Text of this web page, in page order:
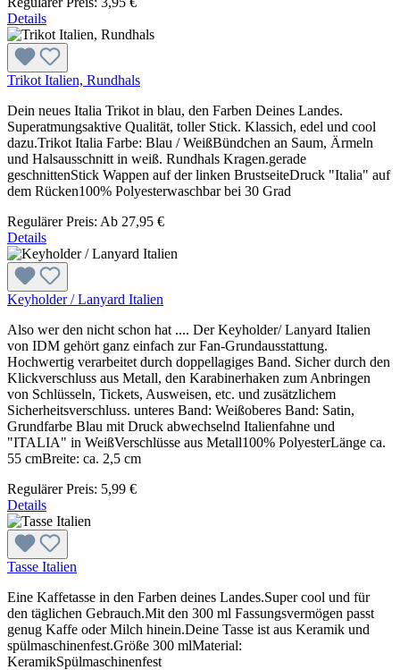
Details
Trikot Italien, Rundhals
Dein neues Italia Trikot in blau, den Farben Deines Landes.
Superatmungsaktive Qualität, toller Stick. Klassich, edel und cool
dazu.Trikot Italia Farbe: Blau / WeißBündchen an Saum, Ärmeln
und Halsausschnitt in weiß. Rundhals Kragen.gerade
geschnittenStick Wappen auf der linken BrustseiteDruck "Italia" auf
dem Rücken100% Polyesterwaschbar bei 30 Grad
Regulärer Preis: Ab 27,95 €
Details
Keyholder / Lanyard Italien
Also wer den nicht schon hat .... Der Keyholder/ Lanyard Italien
von IDM gehört ganz einfach zur Fan-Grundausstattung.
Hochwertig verarbeitet durch doppellagiges Band. Sicher durch den
Klickverschluss aus Metall, den Karabinerhaken zum Anbringen
von Schlüsseln, Tickets, Ausweisen, etc. und zusätzlichem
Sicherheitsverschluss. unteres Band: Weißoberes Band: Satin,
Grundfarbe Blau mit Druck abwechselnd Italienfahne und
"ITALIA" in WeißVerschlüsse aus Metall100% PolyesterLänge ca.
55 cmBreite: ca. 2,5 cm
Regulärer Preis: 5,99 €
Details
Tasse Italien
Eine Kaffetasse in den Farben deines Landes.Super cool und für
den täglichen Gebrauch.Mit den 300 ml Fassungsvermögen passt
genug Kaffe oder Milch hinein.Deine Tasse ist aus Keramik und
spülmaschinenfest.Größe 300 mlMaterial:
KeramikSpülmaschinenfest